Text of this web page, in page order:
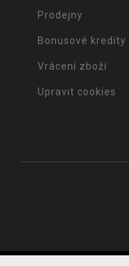
Prodejny
Bonusové kredity
Vrácení zboží
Upravit cookies